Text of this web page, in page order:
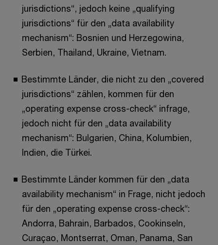
jurisdictions“, jedoch keine „qualifying
jurisdictions“ für den „data availability
mechanism“: Bosnien und Herzegowina,
Serbien, Thailand, Ukraine, Vietnam.
Bestimmte Länder, die nicht zu den „covered
jurisdictions“ zählen, kommen für den
„operating expense cross-check“ infrage,
jedoch nicht für den „data availability
mechanism“: Bulgarien, China, Kolumbien,
Indien, die Türkei.
Bestimmte Länder kommen für den „data
availability mechanism“ in Frage, nicht jedoch
für den „operating expense cross-check“:
Andorra, Bahrain, Barbados, Cookinseln,
Curaçao, Montserrat, Oman, Panama, San